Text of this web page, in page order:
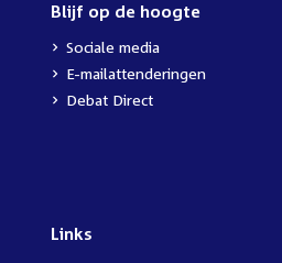
Blijf op de hoogte
Sociale media
E-mailattenderingen
Debat Direct
Links